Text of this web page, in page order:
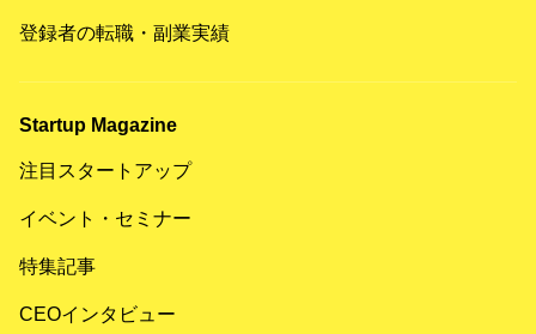
登録者の転職・副業実績
Startup Magazine
注目スタートアップ
イベント・セミナー
特集記事
CEOインタビュー